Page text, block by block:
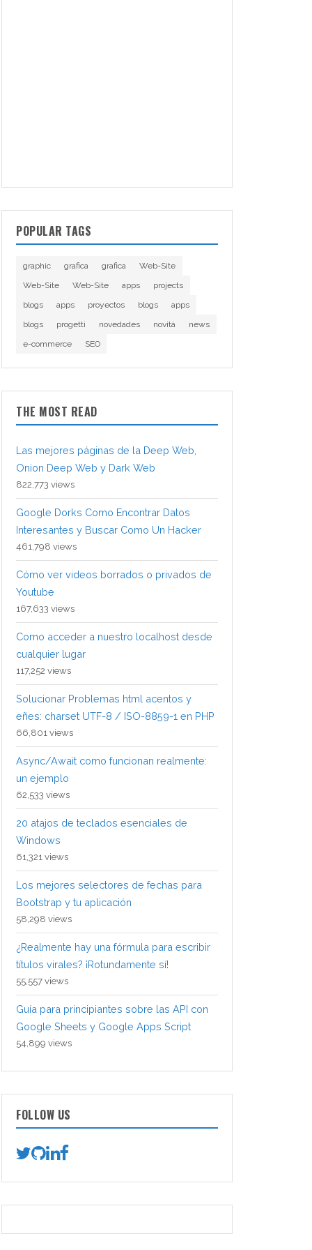
POPULAR TAGS
graphic grafica grafica
Web-Site
Web-Site
Web-Site apps
projects
blogs
apps proyectos blogs
apps
blogs
progetti novedades novità
news
e-commerce
SEO
THE MOST READ
Las mejores páginas de la Deep Web,
Onion Deep Web y Dark Web
822,773 views
Google Dorks Como Encontrar Datos
Interesantes y Buscar Como Un Hacker
461,798 views
Cómo ver videos borrados o privados de
Youtube
167,633 views
Como acceder a nuestro localhost desde
cualquier lugar
117,252 views
Solucionar Problemas html acentos y
eñes: charset UTF-8 / ISO-8859-1 en PHP
66,801 views
Async/Await como funcionan realmente:
un ejemplo
62,533 views
20 atajos de teclados esenciales de
Windows
61,321 views
Los mejores selectores de fechas para
Bootstrap y tu aplicación
58,298 views
¿Realmente hay una fórmula para escribir
títulos virales? ¡Rotundamente sí!
55,557 views
Guía para principiantes sobre las API con
Google Sheets y Google Apps Script
54,899 views
FOLLOW US